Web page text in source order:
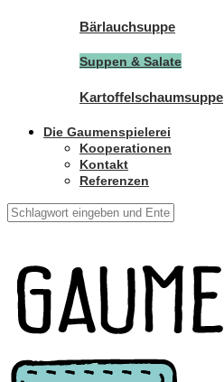
Bärlauchsuppe
Suppen & Salate
Kartoffelschaumsuppe
Die Gaumenspielerei
Kooperationen
Kontakt
Referenzen